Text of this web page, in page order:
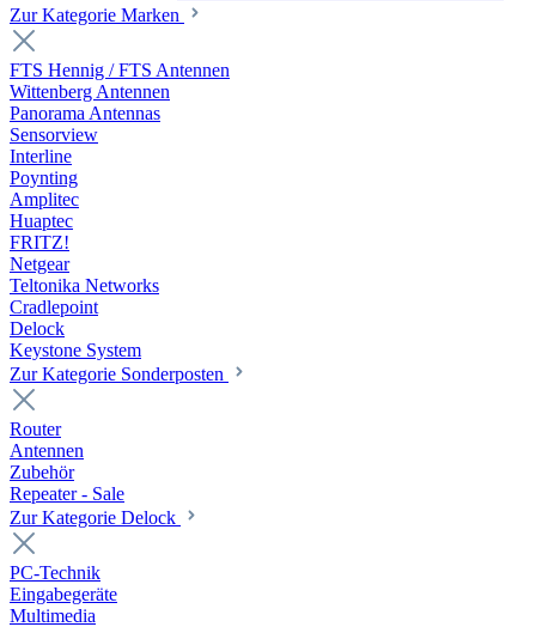
Zur Kategorie Marken
FTS Hennig / FTS Antennen
Wittenberg Antennen
Panorama Antennas
Sensorview
Interline
Poynting
Amplitec
Huaptec
FRITZ!
Netgear
Teltonika Networks
Cradlepoint
Delock
Keystone System
Zur Kategorie Sonderposten
Router
Antennen
Zubehör
Repeater - Sale
Zur Kategorie Delock
PC-Technik
Eingabegeräte
Multimedia